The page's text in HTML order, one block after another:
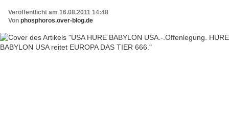
Veröffentlicht am 16.08.2011 14:48
Von phosphoros.over-blog.de